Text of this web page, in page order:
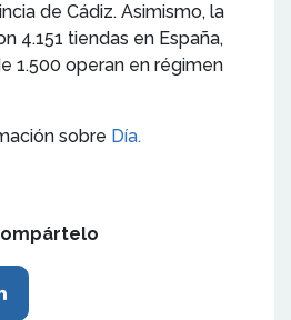
de Cádiz. Asimismo, la
4.151 tiendas en España,
1.500 operan en régimen
sobre Día.